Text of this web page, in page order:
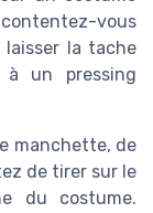
vous
laisser la tache
à un pressing
manchette, de
de tirer sur le
du costume.